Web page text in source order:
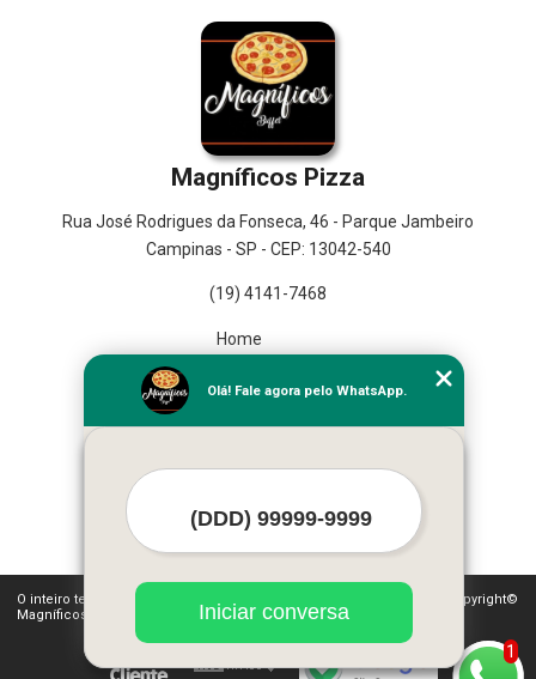
Magníficos Pizza
Rua José Rodrigues da Fonseca, 46 - Parque Jambeiro
Campinas - SP - CEP: 13042-540
(19) 4141-7468
Home
Missão
Serviços
O inteiro teor deste site está sujeito à proteção de direitos autorais. Copyright©
Magníficos Pizza (Lei 9610 de 19/02/1998)
1
Olá! Fale agora pelo WhatsApp.
Iniciar conversa